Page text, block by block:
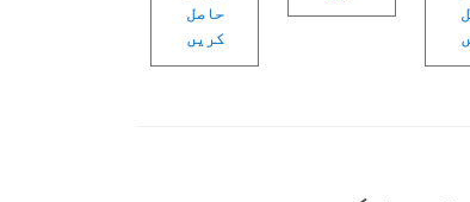
حاصل
کریں